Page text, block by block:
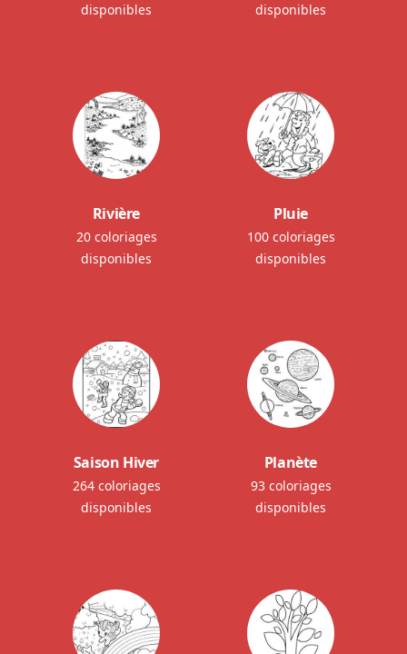
disponibles
disponibles
Rivière
20 coloriages
disponibles
Pluie
100 coloriages
disponibles
Saison Hiver
264 coloriages
disponibles
Planète
93 coloriages
disponibles